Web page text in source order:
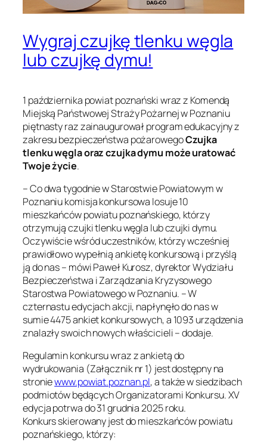
Wygraj czujkę tlenku węgla
lub czujkę dymu!
1 października powiat poznański wraz z Komendą
Miejską Państwowej Straży Pożarnej w Poznaniu
piętnasty raz zainaugurował program edukacyjny z
zakresu bezpieczeństwa pożarowegoCzujka
tlenku węgla oraz czujka dymu może uratować
Twoje życie.
– Co dwa tygodnie w Starostwie Powiatowym w
Poznaniu komisja konkursowa losuje 10
mieszkańców powiatu poznańskiego, którzy
otrzymują czujki tlenku węgla lub czujki dymu.
Oczywiście wśród uczestników, którzy wcześniej
prawidłowo wypełnią ankietę konkursową i przyślą
ją do nas – mówi Paweł Kurosz, dyrektor Wydziału
Bezpieczeństwa i Zarządzania Kryzysowego
Starostwa Powiatowego w Poznaniu. – W
czternastu edycjach akcji, napłynęło do nas w
sumie 4475 ankiet konkursowych, a 1093 urządzenia
znalazły swoich nowych właścicieli – dodaje.
Regulamin konkursu wraz z ankietą do
wydrukowania (Załącznik nr 1) jest dostępny na
stroniewww.powiat.poznan.pl, a także w siedzibach
podmiotów będących Organizatorami Konkursu. XV
edycja potrwa do 31 grudnia 2025 roku.
Konkurs skierowany jest do mieszkańców powiatu
poznańskiego, którzy: